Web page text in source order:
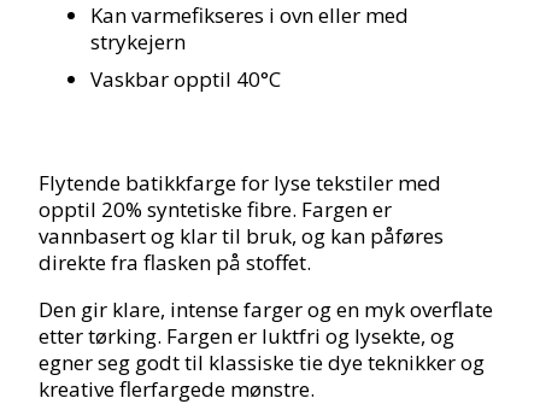
Kan varmefikseres i ovn eller med
strykejern
Vaskbar opptil 40°C
Flytende batikkfarge for lyse tekstiler med
opptil 20% syntetiske fibre. Fargen er
vannbasert og klar til bruk, og kan påføres
direkte fra flasken på stoffet.
Den gir klare, intense farger og en myk overflate
etter tørking. Fargen er luktfri og lysekte, og
egner seg godt til klassiske tie dye teknikker og
kreative flerfargede mønstre.